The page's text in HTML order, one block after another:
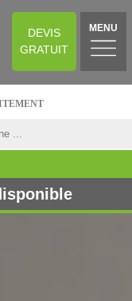
DEVIS
GRATUIT
MENU